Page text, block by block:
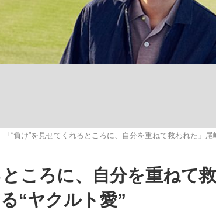
は消費税不正還付の道... 皇室典範改正は
の大罪』弁護士が明かすトク... 「キオクシアの
「“負け”を見せてくれるところに、自分を重ねて救われた」
ところに、自分を重ねて
“ヤクルト愛”